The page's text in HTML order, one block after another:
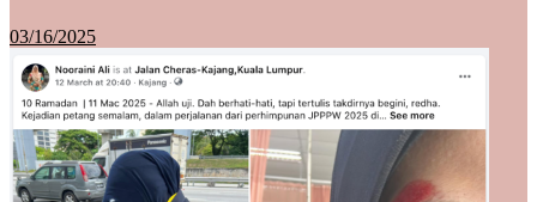
03/16/2025